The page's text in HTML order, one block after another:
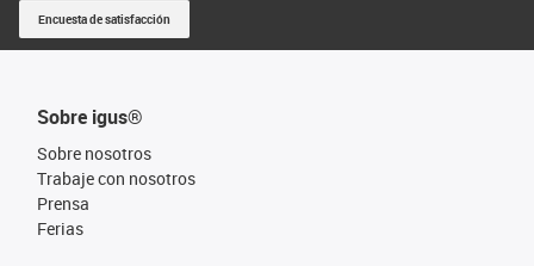
Encuesta de satisfacción
Sobre igus®
Sobre nosotros
Trabaje con nosotros
Prensa
Ferias